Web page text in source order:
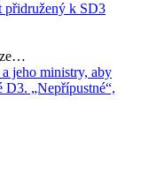
přidružený k SD3
jeho ministry, aby
D3. „Nepřípustné“,